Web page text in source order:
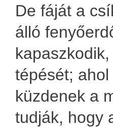
De fáját a
álló
tépését;
küzdenek a
tudják, hogy